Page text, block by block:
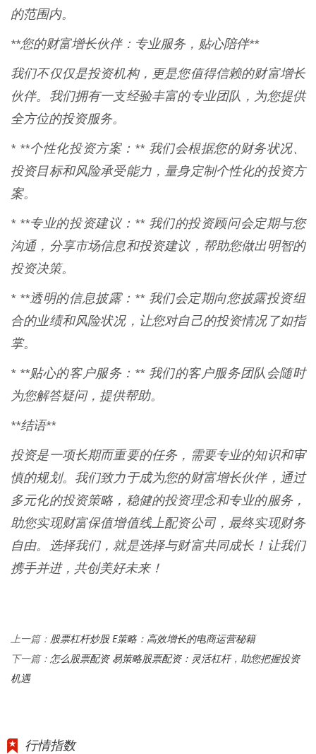
的范围内。
**您的财富增长伙伴：专业服务，贴心陪伴**
我们不仅仅是投资机构，更是您值得信赖的财富增长
伙伴。我们拥有一支经验丰富的专业团队，为您提供
全方位的投资服务。
* **个性化投资方案：** 我们会根据您的财务状况、
投资目标和风险承受能力，量身定制个性化的投资方
案。
* **专业的投资建议：** 我们的投资顾问会定期与您
沟通，分享市场信息和投资建议，帮助您做出明智的
投资决策。
* **透明的信息披露：** 我们会定期向您披露投资组
合的业绩和风险状况，让您对自己的投资情况了如指
掌。
* **贴心的客户服务：** 我们的客户服务团队会随时
为您解答疑问，提供帮助。
**结语**
投资是一项长期而重要的任务，需要专业的知识和审
慎的规划。我们致力于成为您的财富增长伙伴，通过
多元化的投资策略，稳健的投资理念和专业的服务，
助您实现财富保值增值线上配资公司，最终实现财务
自由。选择我们，就是选择与财富共同成长！让我们
携手并进，共创美好未来！
上一篇： 股票杠杆炒股 E策略：高效增长的电商运营秘籍
下一篇： 怎么股票配资 易策略股票配资：灵活杠杆，助您把握投资
机遇
行情指数